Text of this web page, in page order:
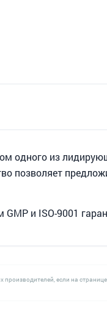
одного из
позволяет
и ISO-9001
если на